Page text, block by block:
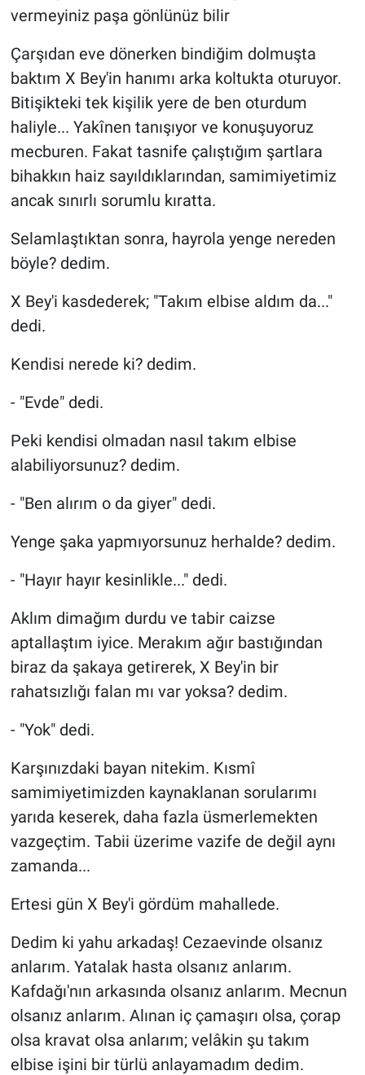
vermeyiniz paşa gönlünüz bilir
Çarşıdan eve dönerken bindiğim dolmuşta
baktım X Bey'in hanımı arka koltukta oturuyor.
Bitişikteki tek kişilik yere de ben oturdum
haliyle... Yakȋnen tanışıyor ve konuşuyoruz
mecburen. Fakat tasnife çalıştığım şartlara
bihakkın haiz sayıldıklarından, samimiyetimiz
ancak sınırlı sorumlu kıratta.
Selamlaştıktan sonra, hayrola yenge nereden
böyle? dedim.
X Bey'i kasdederek; "Takım elbise aldım da..."
dedi.
Kendisi nerede ki? dedim.
- "Evde" dedi.
Peki kendisi olmadan nasıl takım elbise
alabiliyorsunuz? dedim.
- "Ben alırım o da giyer" dedi.
Yenge şaka yapmıyorsunuz herhalde? dedim.
- "Hayır hayır kesinlikle..." dedi.
Aklım dimağım durdu ve tabir caizse
aptallaştım iyice. Merakım ağır bastığından
biraz da şakaya getirerek, X Bey'in bir
rahatsızlığı falan mı var yoksa? dedim.
- "Yok" dedi.
Karşınızdaki bayan nitekim. Kısmî
samimiyetimizden kaynaklanan sorularımı
yarıda keserek, daha fazla üsmerlemekten
vazgeçtim. Tabii üzerime vazife de değil aynı
zamanda...
Ertesi gün X Bey'i gördüm mahallede.
Dedim ki yahu arkadaş! Cezaevinde olsanız
anlarım. Yatalak hasta olsanız anlarım.
Kafdağı'nın arkasında olsanız anlarım. Mecnun
olsanız anlarım. Alınan iç çamaşırı olsa, çorap
olsa kravat olsa anlarım; velâkin şu takım
elbise işini bir türlü anlayamadım dedim.